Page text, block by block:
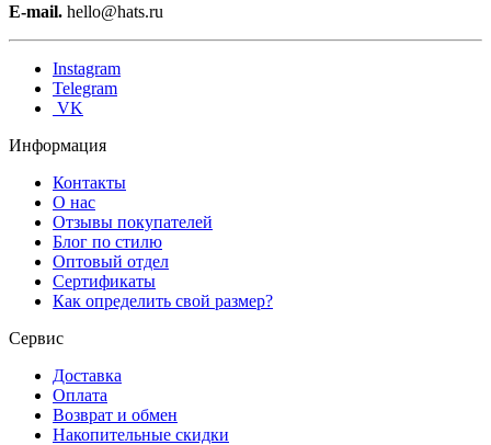
E-mail. hello@hats.ru
Instagram
Telegram
VK
Информация
Контакты
О нас
Отзывы покупателей
Блог по стилю
Оптовый отдел
Сертификаты
Как определить свой размер?
Сервис
Доставка
Оплата
Возврат и обмен
Накопительные скидки